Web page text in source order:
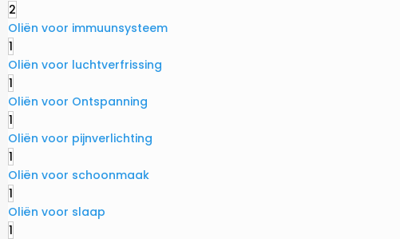
2
Oliën voor immuunsysteem
1
Oliën voor luchtverfrissing
1
Oliën voor Ontspanning
1
Oliën voor pijnverlichting
1
Oliën voor schoonmaak
1
Oliën voor slaap
1